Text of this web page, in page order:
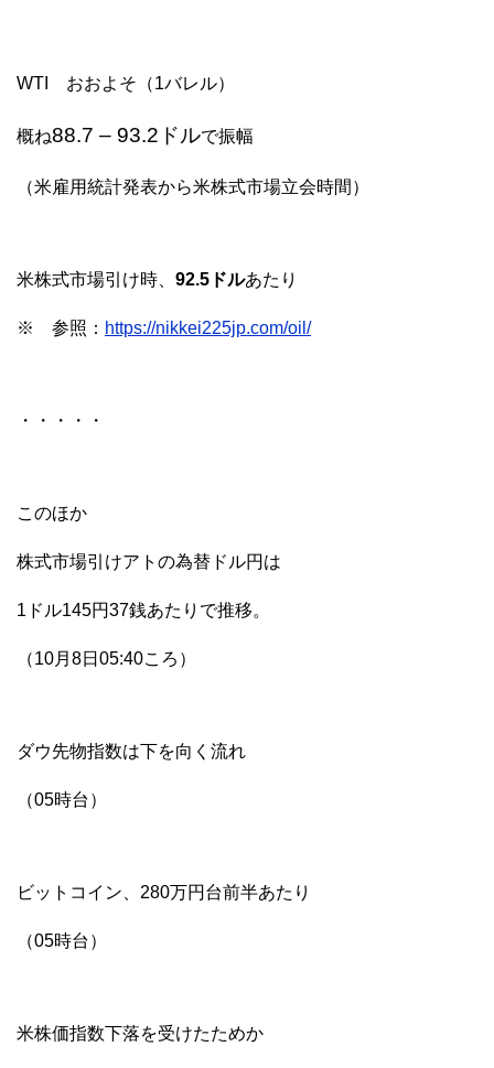
WTI おおよそ（1バレル）
概ね88.7 – 93.2ドルで振幅
（米雇用統計発表から米株式市場立会時間）
米株式市場引け時、 92.5ドルあたり
※ 参照： https://nikkei225jp.com/oil/
・・・・・
このほか
株式市場引けアトの為替ドル円は
1ドル145円37銭あたりで推移。
（10月8日05:40ころ）
ダウ先物指数は下を向く流れ
（05時台）
ビットコイン、280万円台前半あたり
（05時台）
米株価指数下落を受けたためか